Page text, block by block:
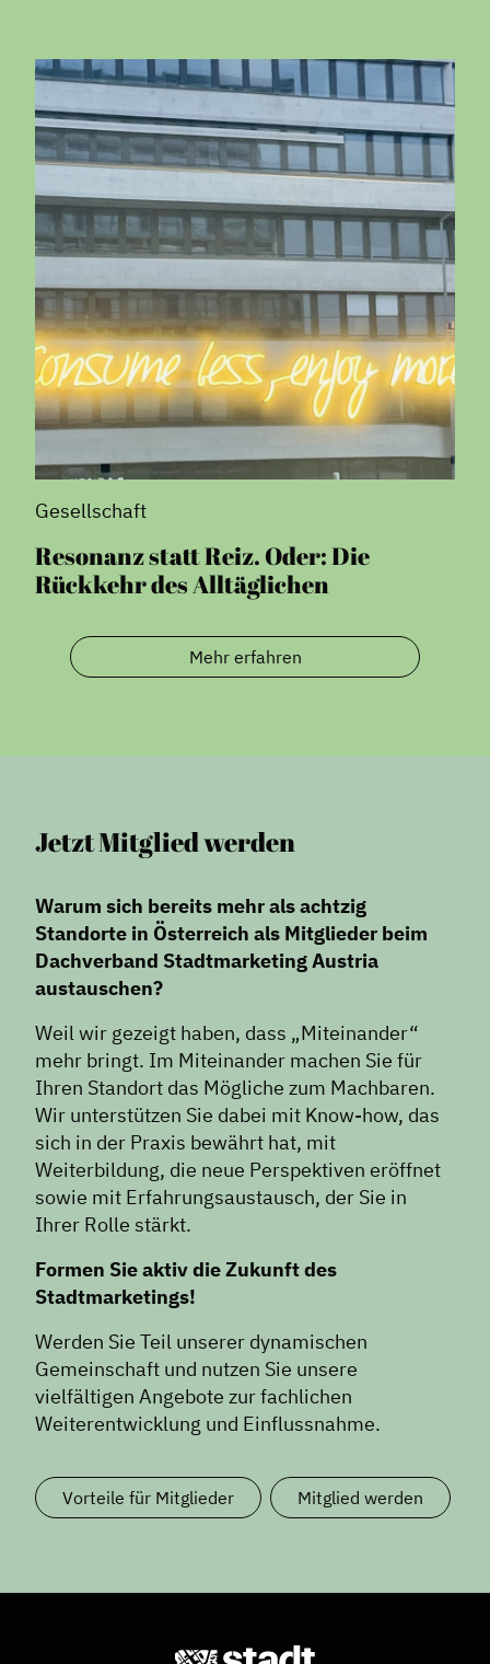
Gesellschaft
Resonanz statt Reiz. Oder: Die
Rückkehr des Alltäglichen
Mehr erfahren
Jetzt Mitglied werden
Warum sich bereits mehr als achtzig
Standorte in Österreich als Mitglieder beim
Dachverband Stadtmarketing Austria
austauschen?
Weil wir gezeigt haben, dass „Miteinander“
mehr bringt. Im Miteinander machen Sie für
Ihren Standort das Mögliche zum Machbaren.
Wir unterstützen Sie dabei mit Know-how, das
sich in der Praxis bewährt hat, mit
Weiterbildung, die neue Perspektiven eröffnet
sowie mit Erfahrungsaustausch, der Sie in
Ihrer Rolle stärkt.
Formen Sie aktiv die Zukunft des
Stadtmarketings!
Werden Sie Teil unserer dynamischen
Gemeinschaft und nutzen Sie unsere
vielfältigen Angebote zur fachlichen
Weiterentwicklung und Einflussnahme.
Vorteile für Mitglieder Mitglied werden